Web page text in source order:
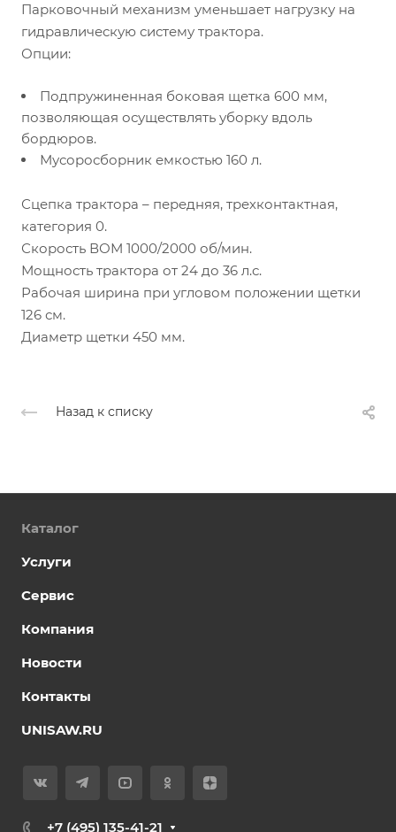
Парковочный механизм уменьшает нагрузку на
гидравлическую систему трактора.
Опции:
Подпружиненная боковая щетка 600 мм,
позволяющая осуществлять уборку вдоль
бордюров.
Мусоросборник емкостью 160 л.
Сцепка трактора – передняя, трехконтактная,
категория 0.
Скорость ВОМ 1000/2000 об/мин.
Мощность трактора от 24 до 36 л.с.
Рабочая ширина при угловом положении щетки
126 см.
Диаметр щетки 450 мм.
Назад к списку
Каталог
Услуги
Сервис
Компания
Новости
Контакты
UNISAW.RU
+7 (495) 135-41-21